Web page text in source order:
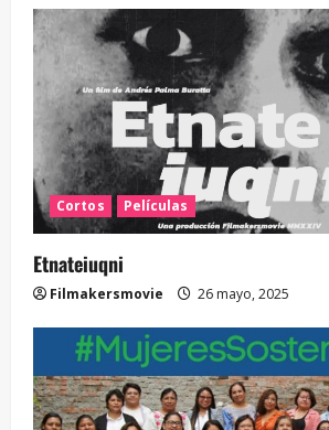
Cortos Películas
Etnateiuqni
Filmakersmovie 26 mayo, 2025